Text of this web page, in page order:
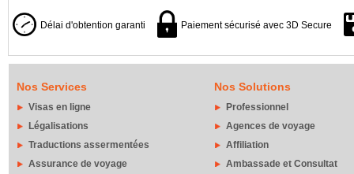
Délai d'obtention garanti Paiement sécurisé avec 3D Secure
Nos Services
Visas en ligne
Légalisations
Traductions assermentées
Assurance de voyage
Nos Solutions
Professionnel
Agences de voyage
Affiliation
Ambassade et Consultat